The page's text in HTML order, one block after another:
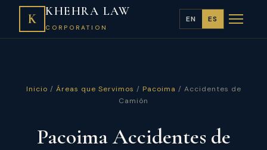
K KHEHRA LAW
CORPORATION
EN ES
Inicio / Áreas que Servimos / Pacoima / Accidentes de
Camión
Pacoima Accidentes de